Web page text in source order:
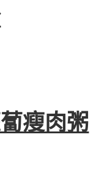
瘦肉粥